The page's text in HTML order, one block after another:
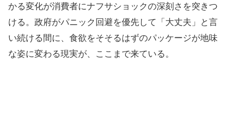
かる変化が消費者にナフサショックの深刻さを突きつ
ける。政府がパニック回避を優先して「大丈夫」と言
い続ける間に、食欲をそそるはずのパッケージが地味
な姿に変わる現実が、ここまで来ている。